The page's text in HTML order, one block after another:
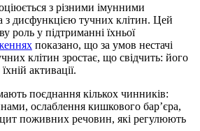
з різними імунними
дисфункцією тучних клітин. Цей
роль у підтриманні їхньої
показано, що за умов нестачі
клітин зростає, що свідчить: його
активації.
поєднання кількох чинників:
ослаблення кишкового бар’єра,
поживних речовин, які регулюють